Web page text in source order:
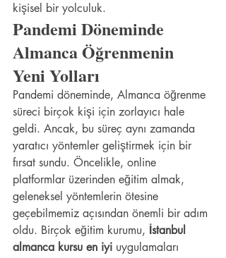
kişisel bir yolculuk.
Pandemi Döneminde
Almanca Öğrenmenin
Yeni Yolları
Pandemi döneminde, Almanca öğrenme
süreci birçok kişi için zorlayıcı hale
geldi. Ancak, bu süreç aynı zamanda
yaratıcı yöntemler geliştirmek için bir
fırsat sundu. Öncelikle, online
platformlar üzerinden eğitim almak,
geleneksel yöntemlerin ötesine
geçebilmemiz açısından önemli bir adım
oldu. Birçok eğitim kurumu, İstanbul
almanca kursu en iyi uygulamaları